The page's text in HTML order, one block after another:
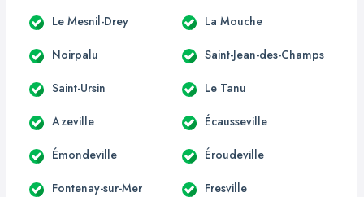
Le Mesnil-Drey La Mouche
Noirpalu Saint-Jean-des-Champs
Saint-Ursin Le Tanu
Azeville Écausseville
Émondeville Éroudeville
Fontenay-sur-Mer Fresville